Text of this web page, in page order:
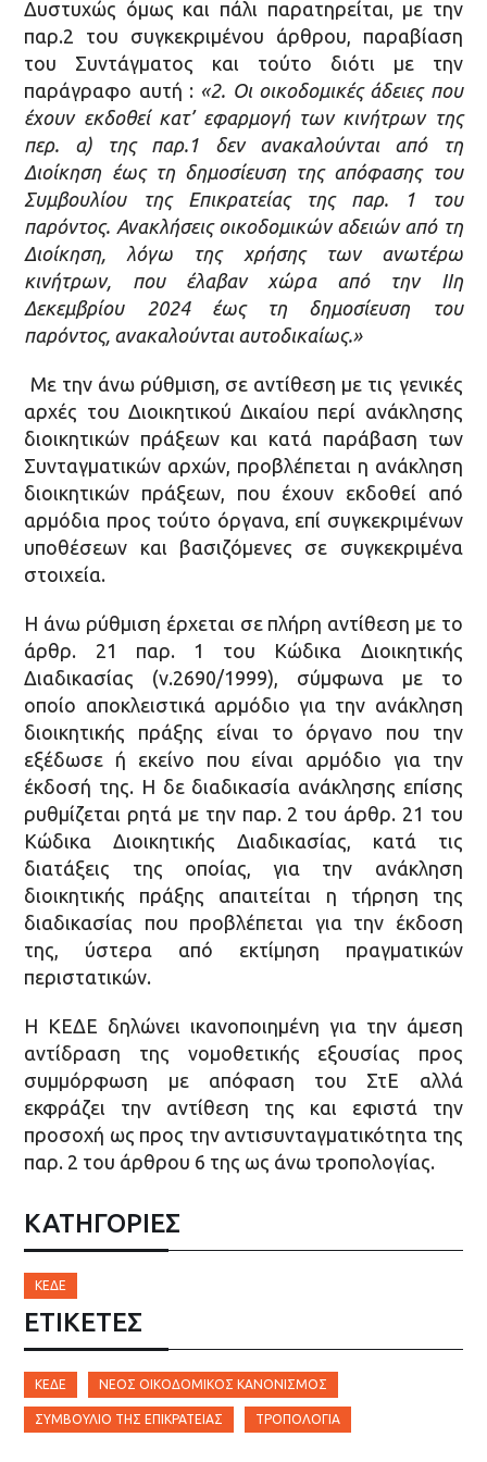
Δυστυχώς όμως και πάλι παρατηρείται, με την
παρ.2 του συγκεκριμένου άρθρου, παραβίαση
του Συντάγματος και τούτο διότι με την
παράγραφο αυτή : «2. Οι οικοδομικές άδειες που
έχουν εκδοθεί κατ’ εφαρμογή των κινήτρων της
περ. α) της παρ.1 δεν ανακαλούνται από τη
Διοίκηση έως τη δημοσίευση της απόφασης του
Συμβουλίου της Επικρατείας της παρ. 1 του
παρόντος. Ανακλήσεις οικοδομικών αδειών από τη
Διοίκηση, λόγω της χρήσης των ανωτέρω
κινήτρων, που έλαβαν χώρα από την ΙΙη
Δεκεμβρίου 2024 έως τη δημοσίευση του
παρόντος, ανακαλούνται αυτοδικαίως.»
Με την άνω ρύθμιση, σε αντίθεση με τις γενικές
αρχές του Διοικητικού Δικαίου περί ανάκλησης
διοικητικών πράξεων και κατά παράβαση των
Συνταγματικών αρχών, προβλέπεται η ανάκληση
διοικητικών πράξεων, που έχουν εκδοθεί από
αρμόδια προς τούτο όργανα, επί συγκεκριμένων
υποθέσεων και βασιζόμενες σε συγκεκριμένα
στοιχεία.
Η άνω ρύθμιση έρχεται σε πλήρη αντίθεση με το
άρθρ. 21 παρ. 1 του Κώδικα Διοικητικής
Διαδικασίας (ν.2690/1999), σύμφωνα με το
οποίο αποκλειστικά αρμόδιο για την ανάκληση
διοικητικής πράξης είναι το όργανο που την
εξέδωσε ή εκείνο που είναι αρμόδιο για την
έκδοσή της. Η δε διαδικασία ανάκλησης επίσης
ρυθμίζεται ρητά με την παρ. 2 του άρθρ. 21 του
Κώδικα Διοικητικής Διαδικασίας, κατά τις
διατάξεις της οποίας, για την ανάκληση
διοικητικής πράξης απαιτείται η τήρηση της
διαδικασίας που προβλέπεται για την έκδοση
της, ύστερα από εκτίμηση πραγματικών
περιστατικών.
Η ΚΕΔΕ δηλώνει ικανοποιημένη για την άμεση
αντίδραση της νομοθετικής εξουσίας προς
συμμόρφωση με απόφαση του ΣτΕ αλλά
εκφράζει την αντίθεση της και εφιστά την
προσοχή ως προς την αντισυνταγματικότητα της
παρ. 2 του άρθρου 6 της ως άνω τροπολογίας.
ΚΑΤΗΓΟΡΙΕΣ
ΚΕΔΕ
ΕΤΙΚΈΤΕΣ
ΚΕΔΕ ΝΈΟΣ ΟΙΚΟΔΟΜΙΚΌΣ ΚΑΝΟΝΙΣΜΌΣ
ΣΥΜΒΟΎΛΙΟ ΤΗΣ ΕΠΙΚΡΑΤΕΊΑΣ ΤΡΟΠΟΛΟΓΙΆ